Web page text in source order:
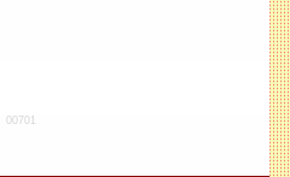
00701